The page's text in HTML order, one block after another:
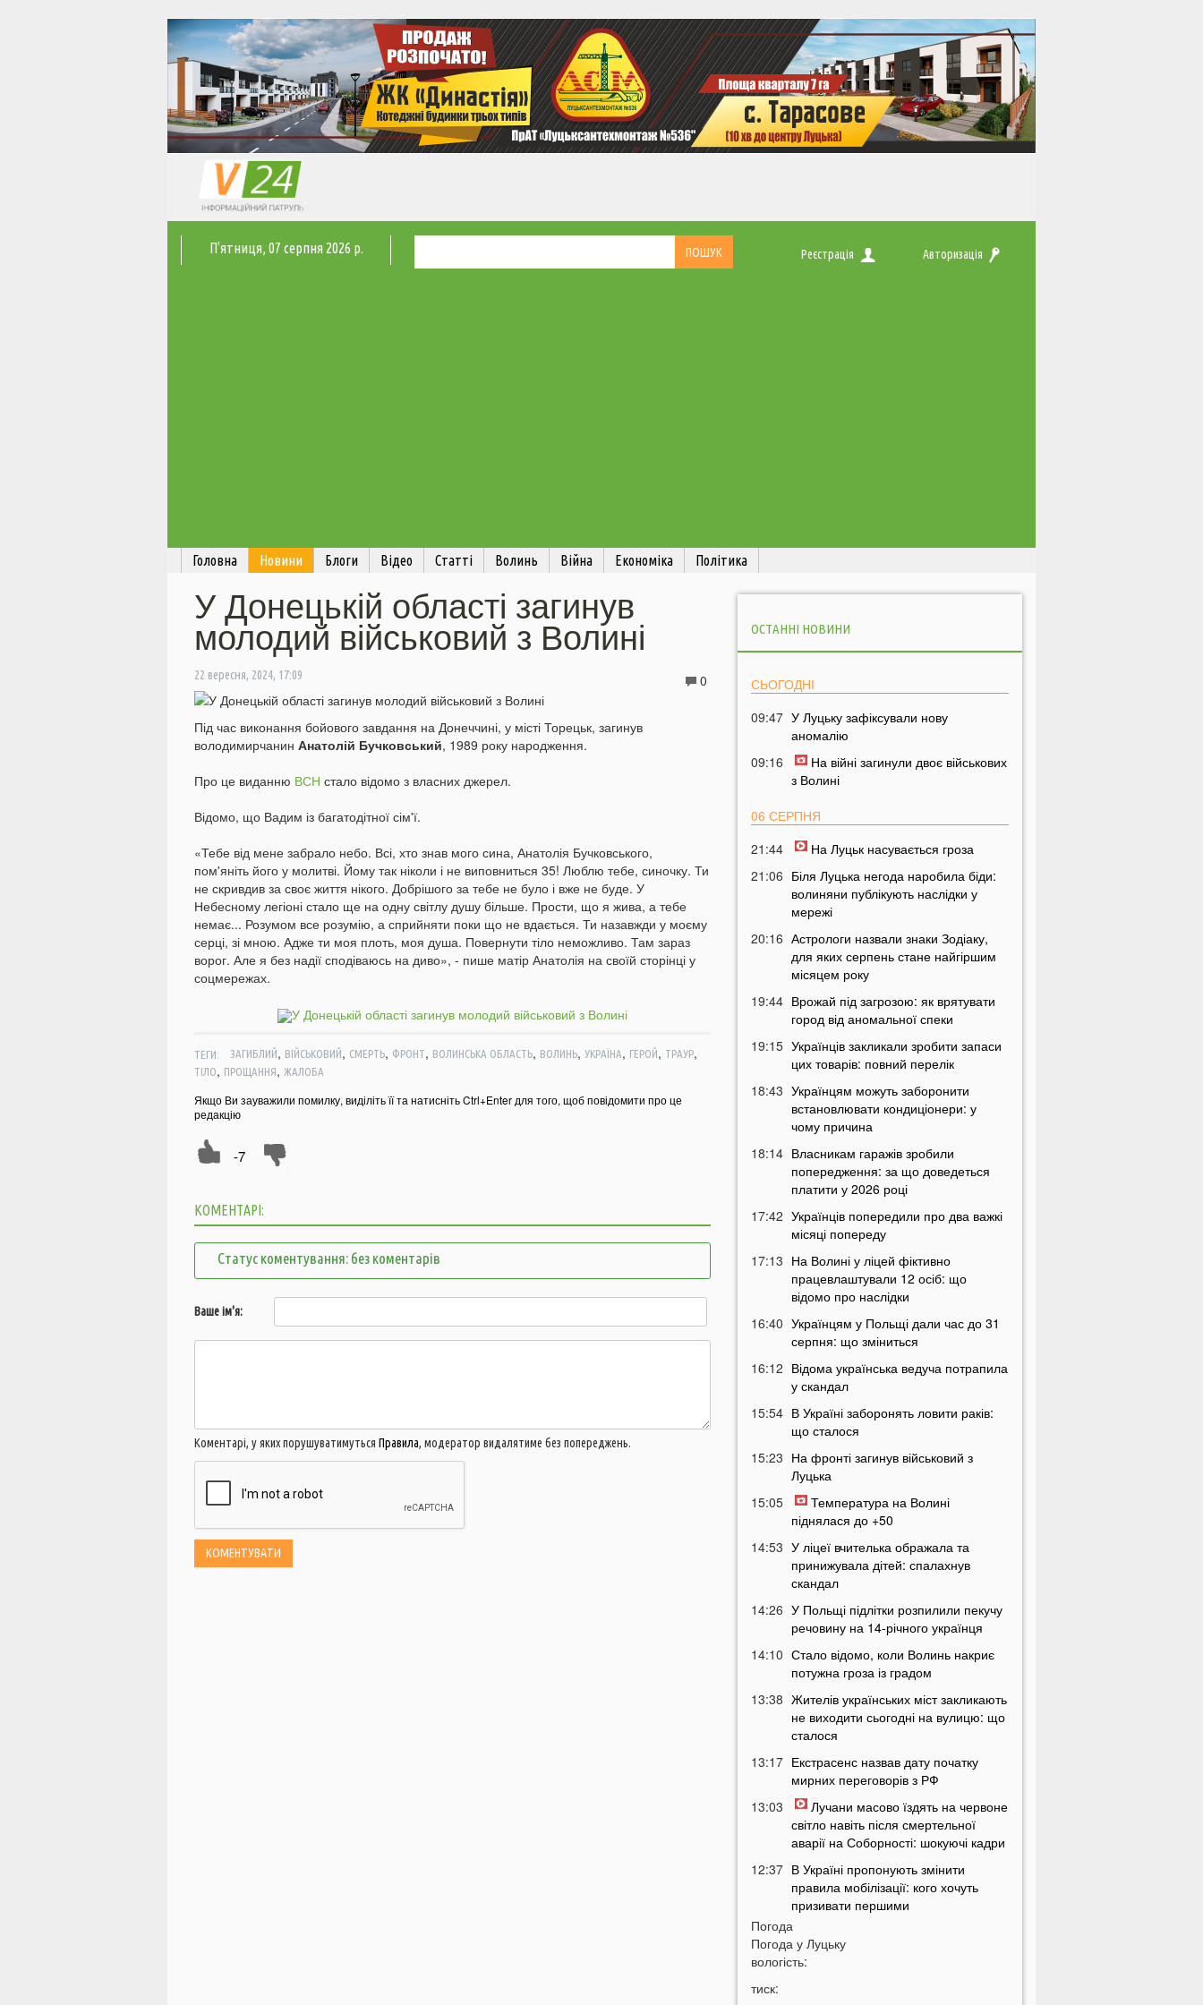
П'ятниця, 07 серпня 2026 р. Реєстрація Авторизація
Головна Новини Блоги Відео Статті Волинь Війна Економіка Політика
У Донецькій області загинув
молодий військовий з Волині
22 вересня, 2024, 17:09 0
Під час виконання бойового завдання на Донеччині, у місті Торецьк, загинув
володимирчанин Анатолій Бучковський, 1989 року народження.
Про це виданню ВСН стало відомо з власних джерел.
Відомо, що Вадим із багатодітної сім'ї.
«Тебе від мене забрало небо. Всі, хто знав мого сина, Анатолія Бучковського,
пом'яніть його у молитві. Йому так ніколи і не виповниться 35! Люблю тебе, синочку. Ти
не скривдив за своє життя нікого. Добрішого за тебе не було і вже не буде. У
Небесному легіоні стало ще на одну світлу душу більше. Прости, що я жива, а тебе
немає... Розумом все розумію, а сприйняти поки що не вдається. Ти назавжди у моєму
серці, зі мною. Адже ти моя плоть, моя душа. Повернути тіло неможливо. Там зараз
ворог. Але я без надії сподіваюсь на диво», - пише матір Анатолія на своїй сторінці у
соцмережах.
ТЕГИ: ЗАГИБЛИЙ, ВІЙСЬКОВИЙ, СМЕРТЬ, ФРОНТ, ВОЛИНСЬКА ОБЛАСТЬ, ВОЛИНЬ, УКРАЇНА, ГЕРОЙ, ТРАУР,
ТІЛО, ПРОЩАННЯ, ЖАЛОБА
Якщо Ви зауважили помилку, виділіть її та натисніть Ctrl+Enter для того, щоб повідомити про це
редакцію
-7
КОМЕНТАРІ:
Статус коментування: без коментарів
Ваше ім'я:
Коментарі, у яких порушуватимуться Правила, модератор видалятиме без попереджень.
ОСТАННІ НОВИНИ
СЬОГОДНІ
09:47 У Луцьку зафіксували нову
аномалію
09:16
На війні загинули двоє військових
з Волині
06 СЕРПНЯ
21:44
На Луцьк насувається гроза
21:06 Біля Луцька негода наробила біди:
волиняни публікують наслідки у
мережі
20:16 Астрологи назвали знаки Зодіаку,
для яких серпень стане найгіршим
місяцем року
19:44 Врожай під загрозою: як врятувати
город від аномальної спеки
19:15 Українців закликали зробити запаси
цих товарів: повний перелік
18:43 Українцям можуть заборонити
встановлювати кондиціонери: у
чому причина
18:14 Власникам гаражів зробили
попередження: за що доведеться
платити у 2026 році
17:42 Українців попередили про два важкі
місяці попереду
17:13 На Волині у ліцей фіктивно
працевлаштували 12 осіб: що
відомо про наслідки
16:40 Українцям у Польщі дали час до 31
серпня: що зміниться
16:12 Відома українська ведуча потрапила
у скандал
15:54 В Україні заборонять ловити раків:
що сталося
15:23 На фронті загинув військовий з
Луцька
15:05
Температура на Волині
піднялася до +50
14:53 У ліцеї вчителька ображала та
принижувала дітей: спалахнув
скандал
14:26 У Польщі підлітки розпилили пекучу
речовину на 14-річного українця
14:10 Стало відомо, коли Волинь накриє
потужна гроза із градом
13:38 Жителів українських міст закликають
не виходити сьогодні на вулицю: що
сталося
13:17 Екстрасенс назвав дату початку
мирних переговорів з РФ
13:03
Лучани масово їздять на червоне
світло навіть після смертельної
аварії на Соборності: шокуючі кадри
12:37 В Україні пропонують змінити
правила мобілізації: кого хочуть
призивати першими
12:08 Ціна здивує українців: чи буде
пальне по 100 гривень за літр
Погода
Погода у Луцьку
вологість:
тиск: